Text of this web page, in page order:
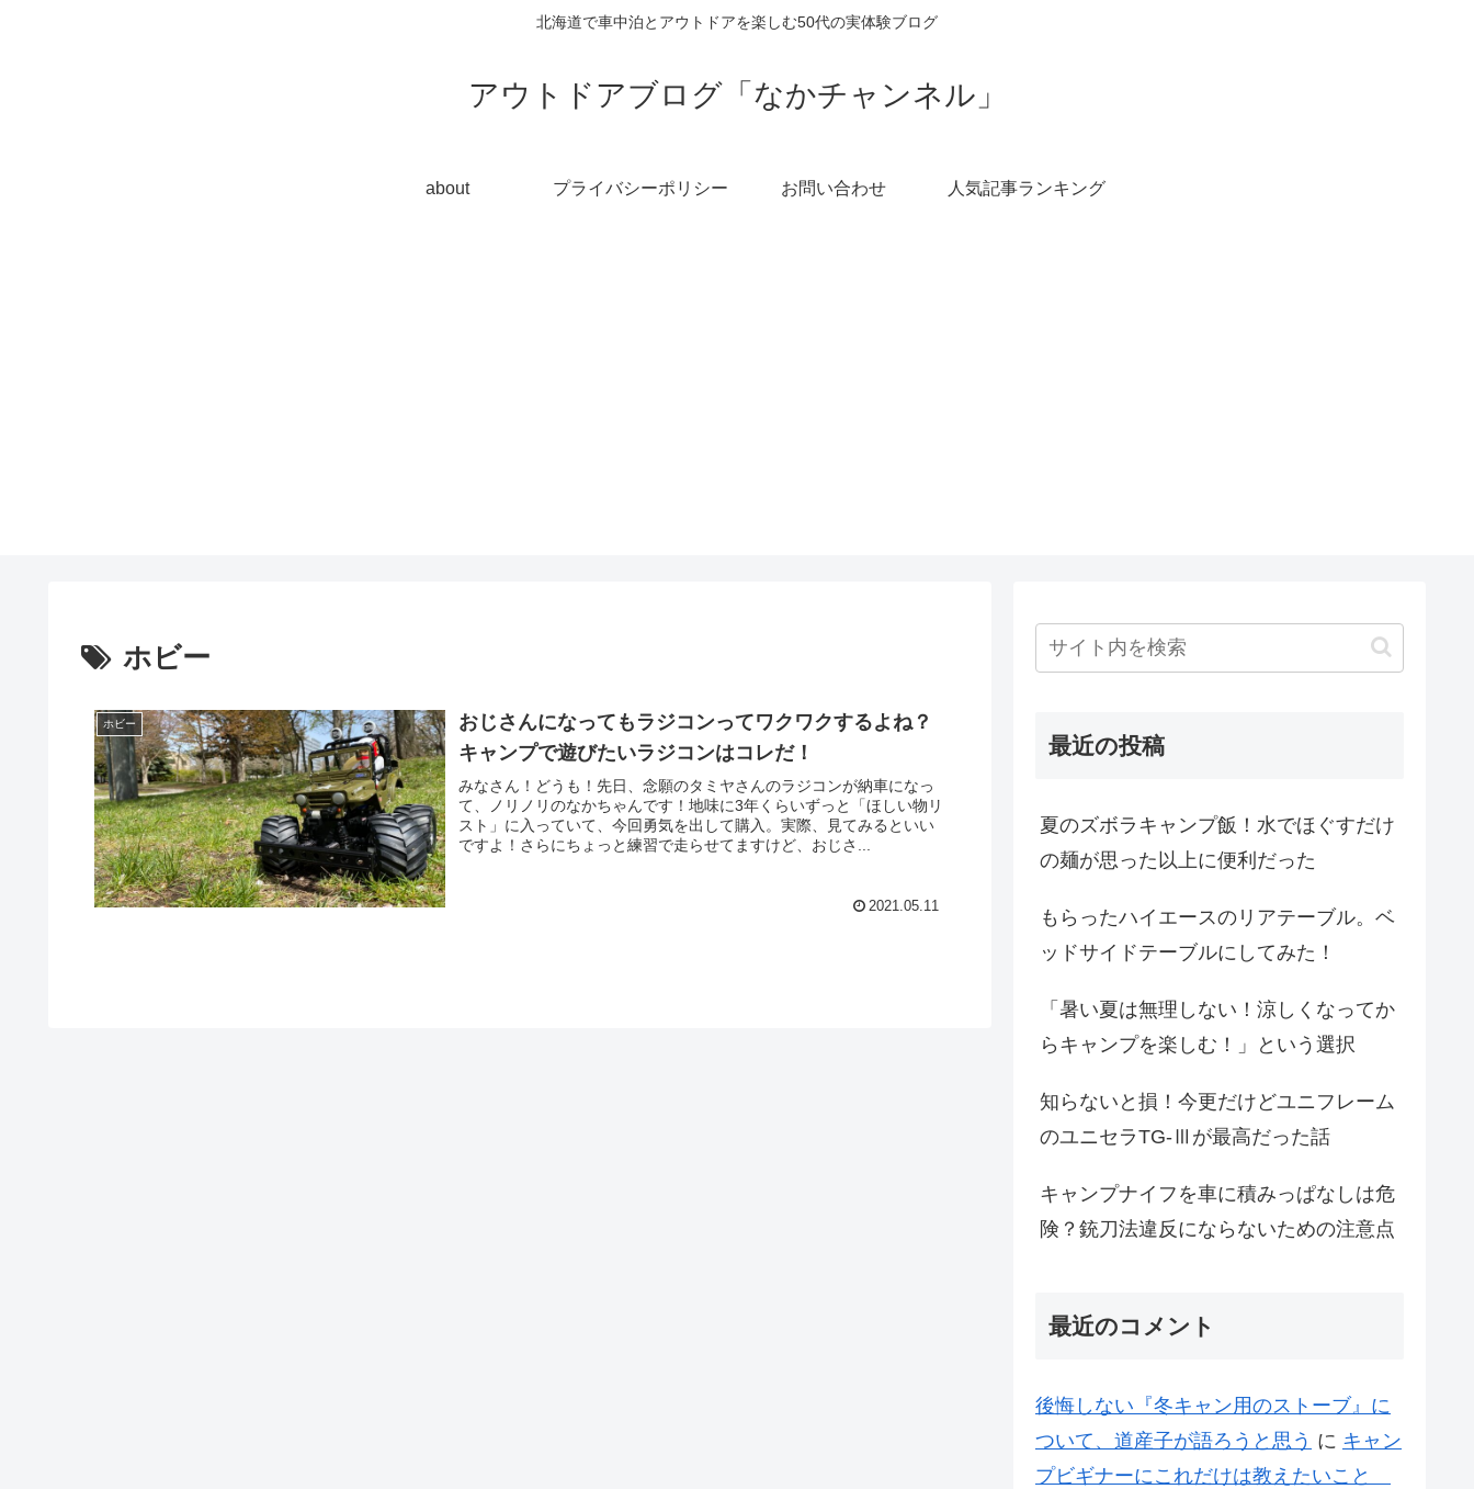
北海道で車中泊とアウトドアを楽しむ50代の実体験ブログ
アウトドアブログ「なかチャンネル」
about プライバシーポリシー お問い合わせ 人気記事ランキング
ホビー
ホビー
おじさんになってもラジコンってワクワクするよね？
キャンプで遊びたいラジコンはコレだ！
みなさん！どうも！先日、念願のタミヤさんのラジコンが納車になっ
て、ノリノリのなかちゃんです！地味に3年くらいずっと「ほしい物リ
スト」に入っていて、今回勇気を出して購入。実際、見てみるといい
ですよ！さらにちょっと練習で走らせてますけど、おじさ...
2021.05.11
最近の投稿
夏のズボラキャンプ飯！水でほぐすだけ
の麺が思った以上に便利だった
もらったハイエースのリアテーブル。ベ
ッドサイドテーブルにしてみた！
「暑い夏は無理しない！涼しくなってか
らキャンプを楽しむ！」という選択
知らないと損！今更だけどユニフレーム
のユニセラTG-Ⅲが最高だった話
キャンプナイフを車に積みっぱなしは危
険？銃刀法違反にならないための注意点
最近のコメント
後悔しない『冬キャン用のストーブ』に
ついて、道産子が語ろうと思う に キャン
プビギナーにこれだけは教えたいこと